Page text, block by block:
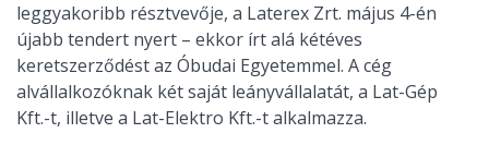
leggyakoribb résztvevője, a Laterex Zrt. május 4-én
újabb tendert nyert – ekkor írt alá kétéves
keretszerződést az Óbudai Egyetemmel. A cég
alvállalkozóknak két saját leányvállalatát, a Lat-Gép
Kft.-t, illetve a Lat-Elektro Kft.-t alkalmazza.